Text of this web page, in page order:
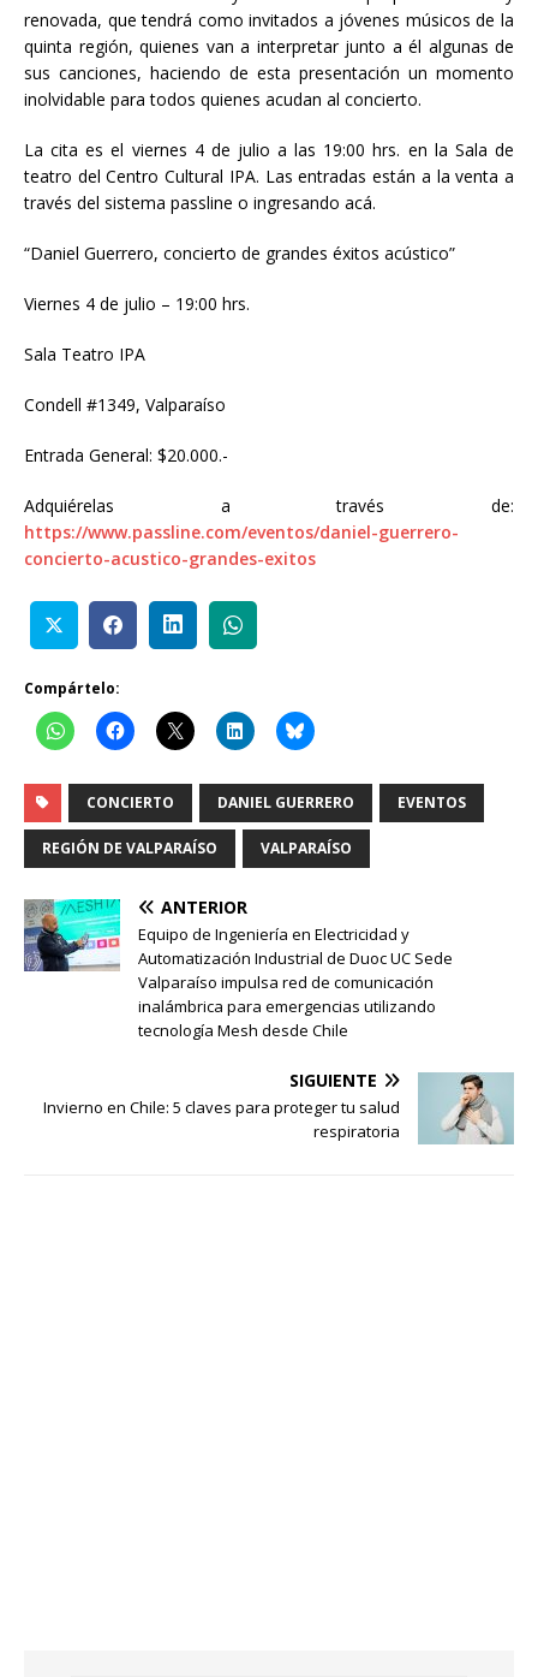
renovada, que tendrá como invitados a jóvenes músicos de la
quinta región, quienes van a interpretar junto a él algunas de
sus canciones, haciendo de esta presentación un momento
inolvidable para todos quienes acudan al concierto.
La cita es el viernes 4 de julio a las 19:00 hrs. en la Sala de
teatro del Centro Cultural IPA. Las entradas están a la venta a
través del sistema passline o ingresando acá.
“Daniel Guerrero, concierto de grandes éxitos acústico”
Viernes 4 de julio – 19:00 hrs.
Sala Teatro IPA
Condell #1349, Valparaíso
Entrada General: $20.000.-
Adquiérelas a través de:
https://www.passline.com/eventos/daniel-guerrero-
concierto-acustico-grandes-exitos
Compártelo:
CONCIERTO DANIEL GUERRERO EVENTOS
REGIÓN DE VALPARAÍSO VALPARAÍSO
ANTERIOR
Equipo de Ingeniería en Electricidad y
Automatización Industrial de Duoc UC Sede
Valparaíso impulsa red de comunicación
inalámbrica para emergencias utilizando
tecnología Mesh desde Chile
SIGUIENTE
Invierno en Chile: 5 claves para proteger tu salud
respiratoria